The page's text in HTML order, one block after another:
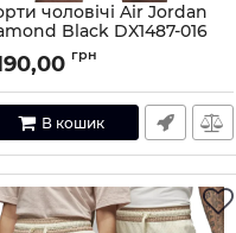
чоловічі Air Jordan
Black DX1487-016
DX1487-016-L
грн
В кошик